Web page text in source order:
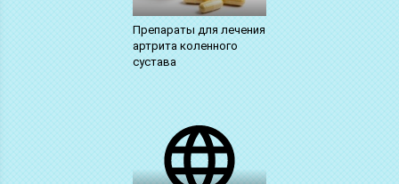
Препараты для лечения
артрита коленного
сустава